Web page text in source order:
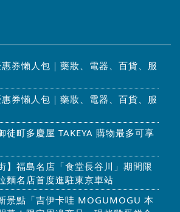
券懶人包｜藥妝、電器、百貨、服
券懶人包｜藥妝、電器、百貨、服
徒町多慶屋 TAKEYA 購物最多可享
】福島名店「食堂長谷川」期間限
麵名店首度進駐東京車站
景點「吉伊卡哇 MOGUMOGU 本